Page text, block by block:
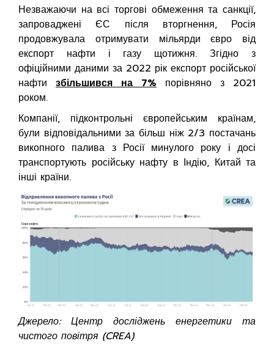
Незважаючи на всі торгові обмеження та санкції,
запроваджені ЄС після вторгнення, Росія
продовжувала отримувати мільярди євро від
експорт нафти і газу щотижня. Згідно з
офіційними даними за 2022 рік експорт російської
нафти збільшився на 7% порівняно з 2021
роком.
Компанії, підконтрольні європейським країнам,
були відповідальними за більш ніж 2/3 постачань
викопного палива з Росії минулого року і досі
транспортують російську нафту в Індію, Китай та
інші країни.
Джерело: Центр досліджень енергетики та
чистого повітря (CREA)